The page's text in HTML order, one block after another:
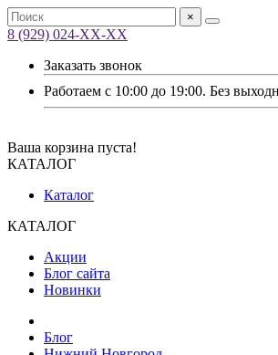
×
8 (929) 024-ХХ-ХХ
Заказать звонок
Работаем с 10:00 до 19:00. Без
Ваша корзина пуста!
КАТАЛОГ
Каталог
КАТАЛОГ
Акции
Блог сайта
Новинки
Блог